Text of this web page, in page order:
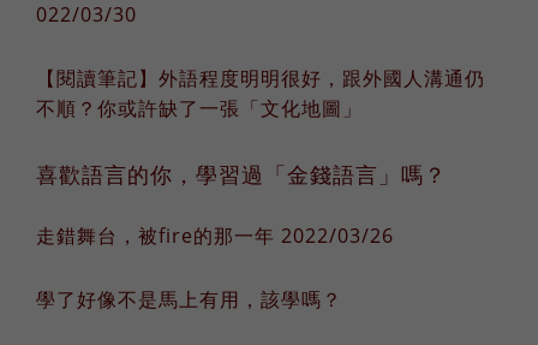
022/03/30
【閱讀筆記】外語程度明明很好，跟外國人溝通仍
不順？你或許缺了一張「文化地圖」
喜歡語言的你，學習過「金錢語言」嗎？
走錯舞台，被fire的那一年 2022/03/26
學了好像不是馬上有用，該學嗎？